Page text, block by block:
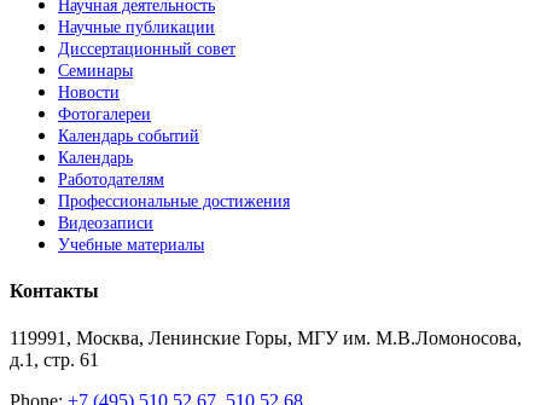
Научная деятельность
Научные публикации
Диссертационный совет
Семинары
Новости
Фотогалереи
Календарь событий
Календарь
Работодателям
Профессиональные достижения
Видеозаписи
Учебные материалы
Контакты
119991, Москва, Ленинские Горы, МГУ им. М.В.Ломоносова,
д.1, стр. 61